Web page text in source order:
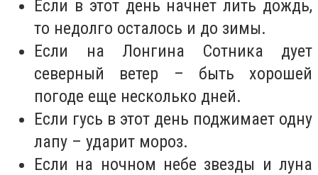
Если в этот день начнет лить дождь,
то недолго осталось и до зимы.
Если на Лонгина Сотника дует
северный ветер – быть хорошей
погоде еще несколько дней.
Если гусь в этот день поджимает одну
лапу – ударит мороз.
Если на ночном небе звезды и луна